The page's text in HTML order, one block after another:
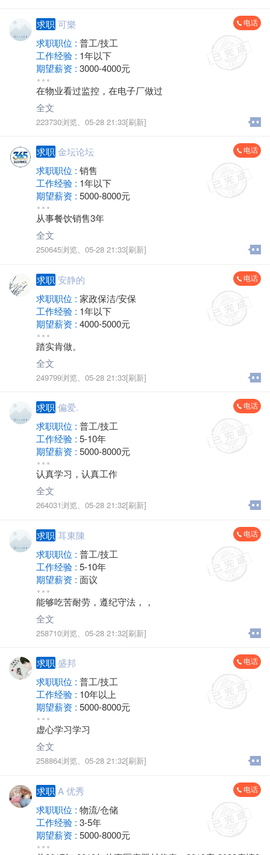
求职 可樂 电话
求职职位 : 普工/技工
工作经验 : 1年以下
期望薪资 : 3000-4000元
地区 :
在物业看过监控，在电子厂做过
全文
223730浏览、 05-28 21:33[刷新]
求职 金坛论坛 电话
求职职位 : 销售
工作经验 : 1年以下
期望薪资 : 5000-8000元
地区 :
从事餐饮销售3年
全文
250645浏览、 05-28 21:33[刷新]
求职 安静的 电话
求职职位 : 家政保洁/安保
工作经验 : 1年以下
期望薪资 : 4000-5000元
地区 :
踏实肯做。
全文
249799浏览、 05-28 21:33[刷新]
求职 偏爱. 电话
求职职位 : 普工/技工
工作经验 : 5-10年
期望薪资 : 5000-8000元
地区 :
认真学习，认真工作
全文
264031浏览、 05-28 21:32[刷新]
求职 耳東陳 电话
求职职位 : 普工/技工
工作经验 : 5-10年
期望薪资 : 面议
地区 :
能够吃苦耐劳，遵纪守法，，
全文
258710浏览、 05-28 21:32[刷新]
求职 盛邦 电话
求职职位 : 普工/技工
工作经验 : 10年以上
期望薪资 : 5000-8000元
地区 :
虚心学习学习
全文
258864浏览、 05-28 21:32[刷新]
求职 A 优秀 电话
求职职位 : 物流/仓储
工作经验 : 3-5年
期望薪资 : 5000-8000元
地区 :